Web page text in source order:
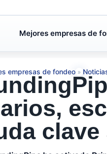
Mejores empresas de
empresas de fondeo »